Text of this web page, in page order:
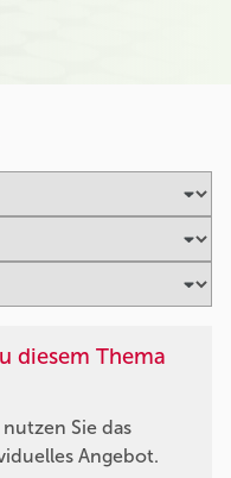
diesem Thema
Sie das
Angebot.